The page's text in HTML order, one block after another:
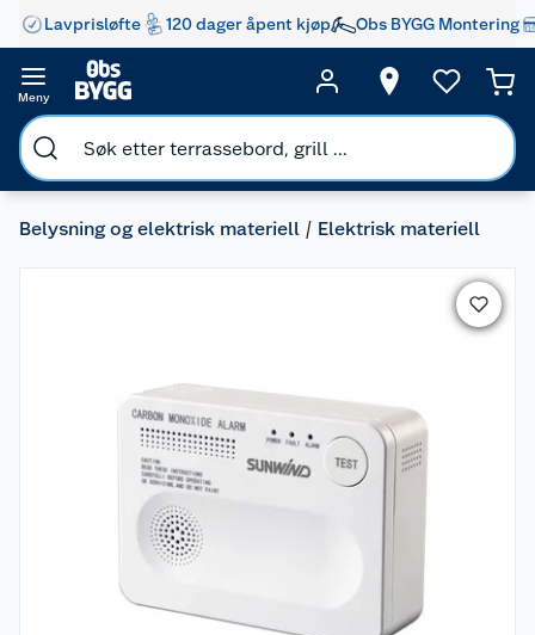
Lavprisløfte 120 dager åpent kjøp Obs BYGG Montering
Meny
Belysning og elektrisk materiell Elektrisk materiell